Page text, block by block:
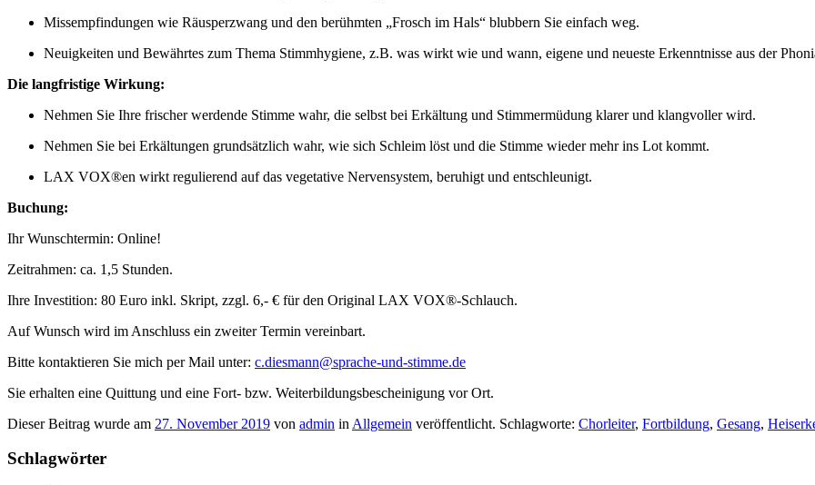
Missempfindungen wie Räusperzwang und den berühmten „Frosch im Hals“ blubbern Sie einfach weg.
Neuigkeiten und Bewährtes zum Thema Stimmhygiene, z.B. was wirkt wie und wann, eigene und neueste Erkenntnisse aus der
Die langfristige Wirkung:
Nehmen Sie Ihre frischer werdende Stimme wahr, die selbst bei Erkältung und Stimmermüdung klarer und klangvoller wird.
Nehmen Sie bei Erkältungen grundsätzlich wahr, wie sich Schleim löst und die Stimme wieder mehr ins Lot kommt.
LAX VOX®en wirkt regulierend auf das vegetative Nervensystem, beruhigt und entschleunigt.
Buchung:
Ihr Wunschtermin: Online!
Zeitrahmen: ca. 1,5 Stunden.
Ihre Investition: 80 Euro inkl. Skript, zzgl. 6,- € für den Original LAX VOX®-Schlauch.
Auf Wunsch wird im Anschluss ein zweiter Termin vereinbart.
Bitte kontaktieren Sie mich per Mail unter: c.diesmann@sprache-und-stimme.de
Sie erhalten eine Quittung und eine Fort- bzw. Weiterbildungsbescheinigung vor Ort.
Dieser Beitrag wurde am 27. November 2019 von admin in Allgemein veröffentlicht. Schlagworte: Chorleiter, Fortbildung, Gesang,
Schlagwörter